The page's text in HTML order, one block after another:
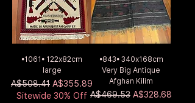
•1061• 122x82cm
large
通常価格
A$508.41 セール価格
A$355.89
Sitewide 30% Off
•843• 340x168cm
Very Big Antique
Afghan Kilim
通常価格
A$469.53 セール価格
A$328.68